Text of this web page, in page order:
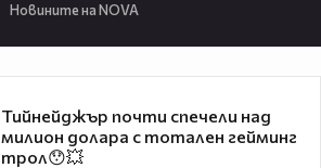
Новините на NOVA
Тийнейджър почти спечели над
милион долара с тотален гейминг
трол😯💥